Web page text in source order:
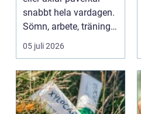
snabbt hela vardagen.
Sömn, arbete, träning
och humör ...
05 juli 2026